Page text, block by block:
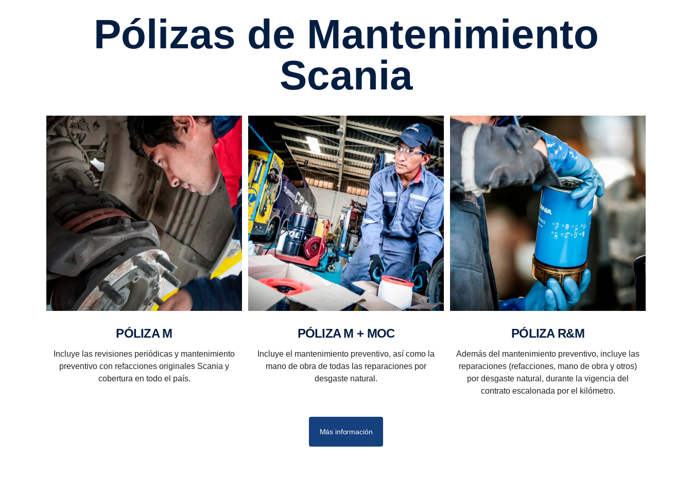
Pólizas de Mantenimiento
Scania
PÓLIZA M
Incluye las revisiones periódicas y mantenimiento
preventivo con refacciones originales Scania y
cobertura en todo el país.
PÓLIZA M + MOC
Incluye el mantenimiento preventivo, así como la
mano de obra de todas las reparaciones por
desgaste natural.
PÓLIZA R&M
Además del mantenimiento preventivo, incluye las
reparaciones (refacciones, mano de obra y otros)
por desgaste natural, durante la vigencia del
contrato escalonada por el kilómetro.
Más información